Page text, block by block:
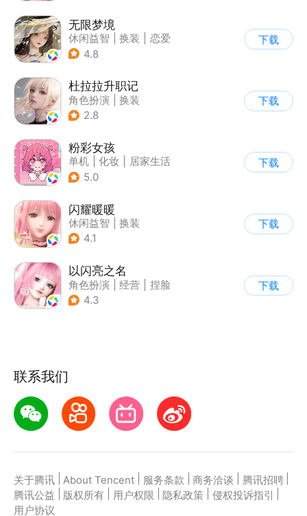
无限梦境
休闲益智 换装
恋爱
| 乙女
4.8
下载
杜拉拉升职记
角色扮演
换装
| 小说改编
2.8
下载
粉彩女孩
单机 化妆
居家生活
| 女性向
5.0
下载
闪耀暖暖
休闲益智
换装
| 美少女
4.1
下载
以闪亮之名
角色扮演 经营
捏脸
| 二次元
4.3
下载
联系我们
关于腾讯 About Tencent 服务条款 商务洽谈 腾讯招聘
腾讯公益
版权所有 用户权限 隐私政策 侵权投诉指引
用户协议